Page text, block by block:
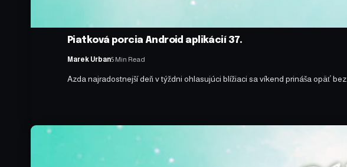
Piatková porcia Android aplikácií 37.
Marek Urban5 Min Read
Azda najradostnejší deň v týždni ohlasujúci blížiaci sa víkend prináša opäť bez…